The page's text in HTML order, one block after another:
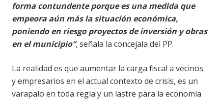
forma contundente porque es una medida que
empeora aún más la situación económica,
poniendo en riesgo proyectos de inversión y obras
en el municipio”, señala la concejala del PP.
La realidad es que aumentar la carga fiscal a vecinos
y empresarios en el actual contexto de crisis, es un
varapalo en toda regla y un lastre para la economía